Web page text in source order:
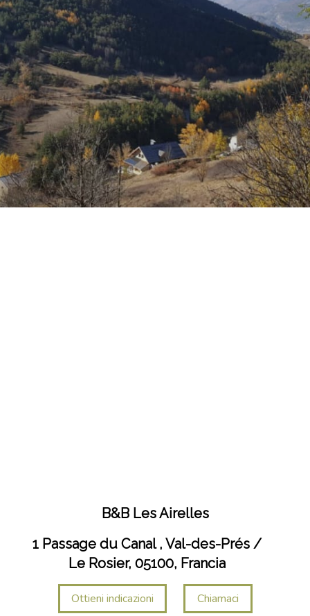
B&B Les Airelles
1 Passage du Canal , Val-des-Prés /
Le Rosier, 05100, Francia
Ottieni indicazioni Chiamaci